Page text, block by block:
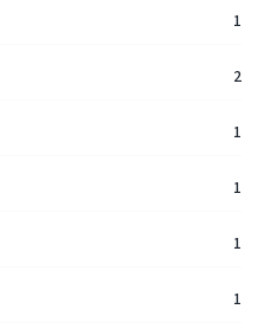
1
2
1
1
1
1